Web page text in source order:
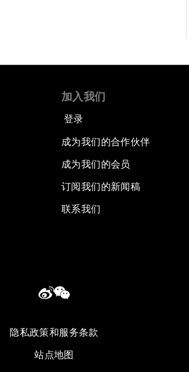
加入我们
登录
成为我们的合作伙伴
成为我们的会员
订阅我们的新闻稿
联系我们
隐私政策和服务条款
站点地图